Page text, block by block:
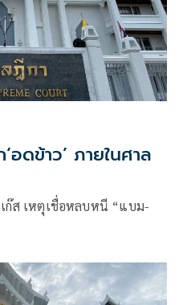
ก๊ส เหตุเชื่อหลบหนี “แบม-